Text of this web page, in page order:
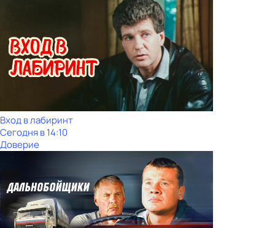
Вход в лабиринт
Сегодня в 14:10
Доверие